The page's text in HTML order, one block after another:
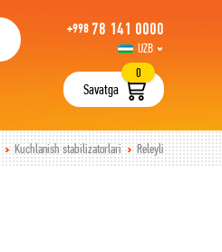
+998 78 141 0000
UZB
РУС
Savatga
0
Kuchlanish stabilizatorlari Releyli